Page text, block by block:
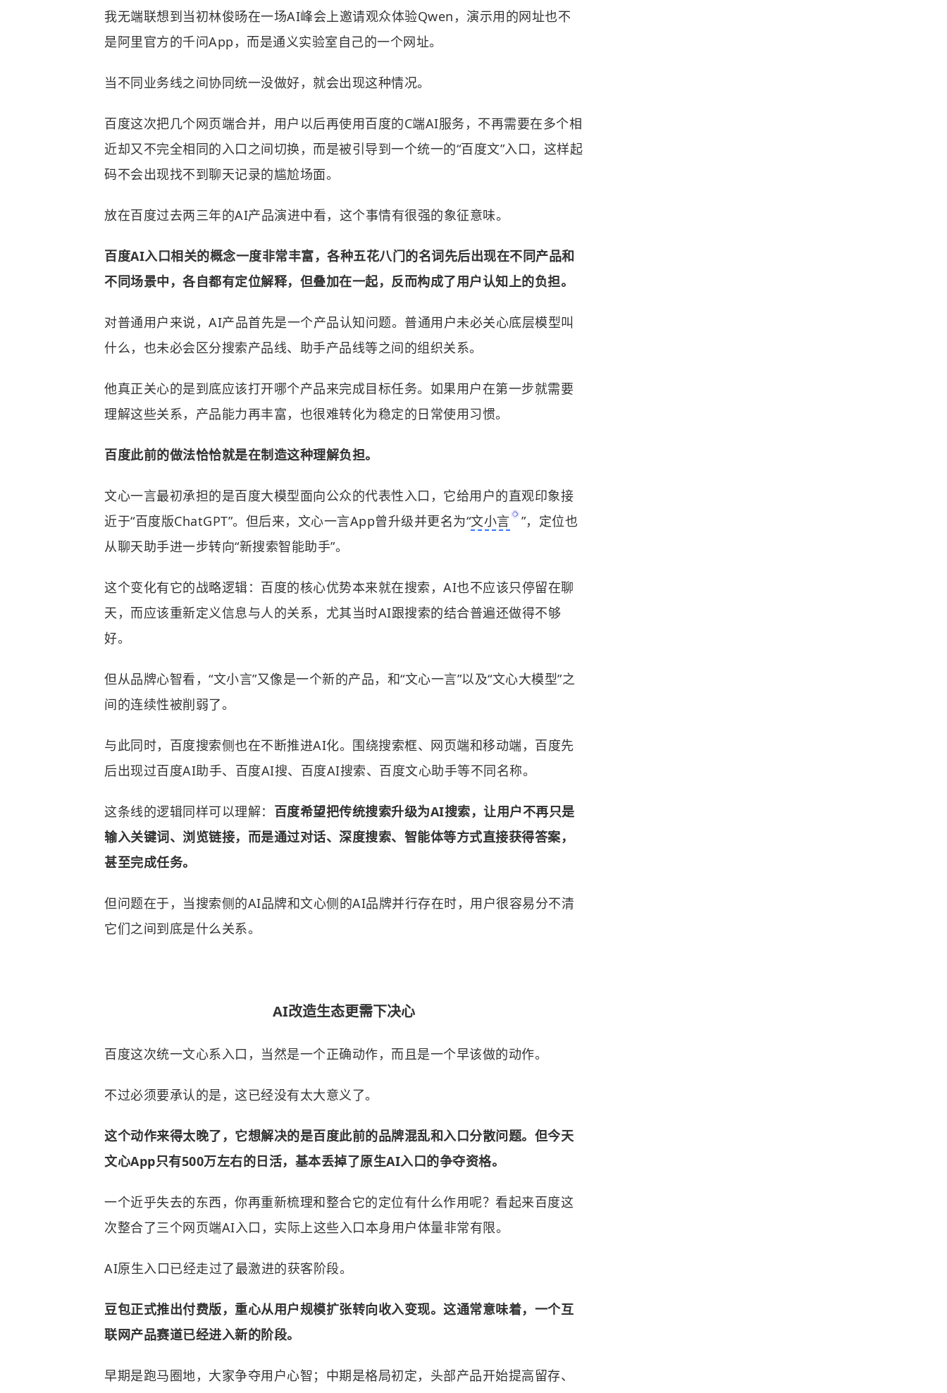
我无端联想到当初林俊旸在一场AI峰会上邀请观众体验Qwen，演示用的网址也不
是阿里官方的千问App，而是通义实验室自己的一个网址。
当不同业务线之间协同统一没做好，就会出现这种情况。
百度这次把几个网页端合并，用户以后再使用百度的C端AI服务，不再需要在多个相
近却又不完全相同的入口之间切换，而是被引导到一个统一的“百度文”入口，这样起
码不会出现找不到聊天记录的尴尬场面。
放在百度过去两三年的AI产品演进中看，这个事情有很强的象征意味。
百度AI入口相关的概念一度非常丰富，各种五花八门的名词先后出现在不同产品和
不同场景中，各自都有定位解释，但叠加在一起，反而构成了用户认知上的负担。
对普通用户来说，AI产品首先是一个产品认知问题。普通用户未必关心底层模型叫
什么，也未必会区分搜索产品线、助手产品线等之间的组织关系。
他真正关心的是到底应该打开哪个产品来完成目标任务。如果用户在第一步就需要
理解这些关系，产品能力再丰富，也很难转化为稳定的日常使用习惯。
百度此前的做法恰恰就是在制造这种理解负担。
文心一言最初承担的是百度大模型面向公众的代表性入口，它给用户的直观印象接
近于“百度版ChatGPT”。但后来，文心一言App曾升级并更名为“文小言
”，定位也
从聊天助手进一步转向“新搜索智能助手”。
这个变化有它的战略逻辑：百度的核心优势本来就在搜索，AI也不应该只停留在聊
天，而应该重新定义信息与人的关系，尤其当时AI跟搜索的结合普遍还做得不够
好。
但从品牌心智看，“文小言”又像是一个新的产品，和“文心一言”以及“文心大模型”之
间的连续性被削弱了。
与此同时，百度搜索侧也在不断推进AI化。围绕搜索框、网页端和移动端，百度先
后出现过百度AI助手、百度AI搜、百度AI搜索、百度文心助手等不同名称。
这条线的逻辑同样可以理解： 百度希望把传统搜索升级为AI搜索，让用户不再只是
输入关键词、浏览链接，而是通过对话、深度搜索、智能体等方式直接获得答案，
甚至完成任务。
但问题在于，当搜索侧的AI品牌和文心侧的AI品牌并行存在时，用户很容易分不清
它们之间到底是什么关系。
AI改造生态更需下决心
百度这次统一文心系入口，当然是一个正确动作，而且是一个早该做的动作。
不过必须要承认的是，这已经没有太大意义了。
这个动作来得太晚了，它想解决的是百度此前的品牌混乱和入口分散问题。但今天
文心App只有500万左右的日活，基本丢掉了原生AI入口的争夺资格。
一个近乎失去的东西，你再重新梳理和整合它的定位有什么作用呢？看起来百度这
次整合了三个网页端AI入口，实际上这些入口本身用户体量非常有限。
AI原生入口已经走过了最激进的获客阶段。
豆包正式推出付费版，重心从用户规模扩张转向收入变现。这通常意味着，一个互
联网产品赛道已经进入新的阶段。
早期是跑马圈地，大家争夺用户心智；中期是格局初定，头部产品开始提高留存、